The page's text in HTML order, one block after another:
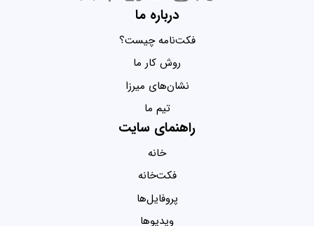
درباره ما
فکت‌نامه چیست؟
روش کار ما
نشان‌های میرزا
تیم ما
راهنمای سایت
خانه
فکت‌خانه
پروفایل‌ها
ویدیو‌ها